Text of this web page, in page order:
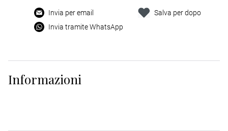
Invia per email
Invia tramite WhatsApp
Salva per dopo
Informazioni